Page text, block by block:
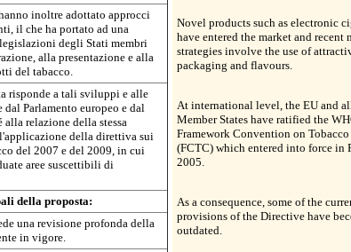
inoltre adottato approcci
il che ha portato ad una
degli Stati membri
alla presentazione e alla
del tabacco.
risponde a tali sviluppi e alle
dal Parlamento europeo e dal
relazione della stessa
della direttiva sui
del 2007 e del 2009, in cui
aree suscettibili di
della proposta:
una revisione profonda della
in vigore.
Novel products such as electronic
have entered the market and recent
strategies involve the use of
packaging and flavours.
At international level, the EU and
Member States have ratified the
Framework Convention on
(FCTC) which entered into force in
2005.
As a consequence, some of the
provisions of the Directive have
outdated.